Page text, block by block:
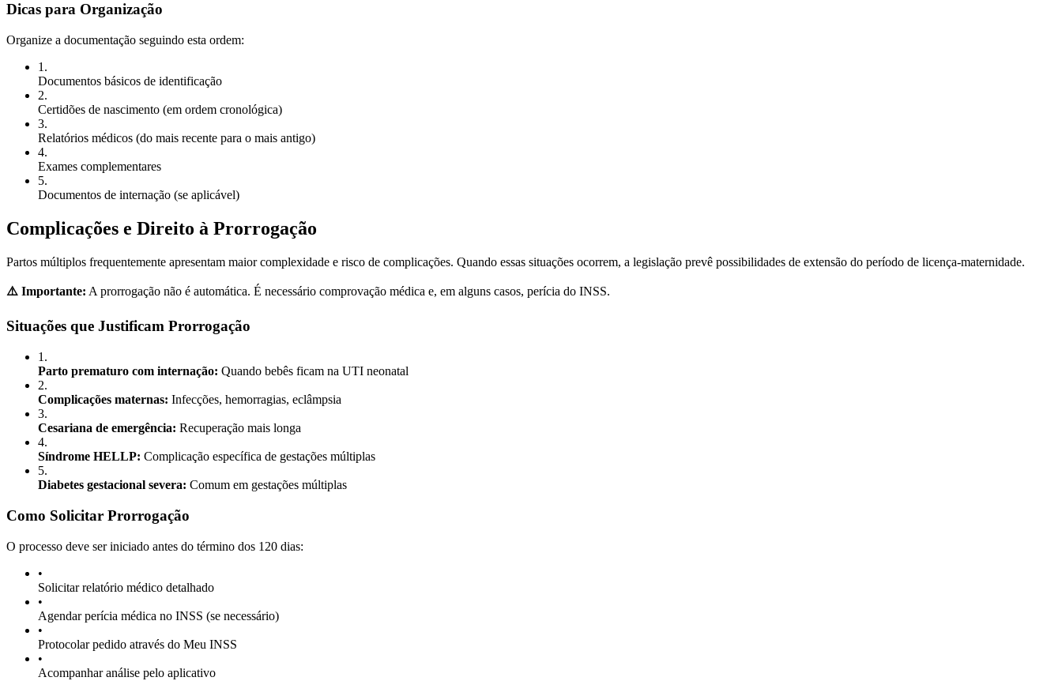
Dicas para Organização
Organize a documentação seguindo esta ordem:
1 .
Documentos básicos de identificação
2.
Certidões de nascimento (em ordem cronológica)
3.
Relatórios médicos (do mais recente para o mais antigo)
4.
Exames complementares
5.
Documentos de internação (se aplicável)
Complicações e Direito à Prorrogação
Partos múltiplos frequentemente apresentam maior complexidade e risco de complicações. Quando essas situações ocorrem, a legislação prevê possibilidades de extensão do período de licença-maternidade.
⚠️ Importante: A prorrogação não é automática. É necessário comprovação médica e, em alguns casos, perícia do INSS.
Situações que Justificam Prorrogação
1 .
Parto prematuro com internação: Quando bebês ficam na UTI neonatal
2.
Complicações maternas: Infecções, hemorragias, eclâmpsia
3.
Cesariana de emergência: Recuperação mais longa
4.
Síndrome HELLP: Complicação específica de gestações múltiplas
5.
Diabetes gestacional severa: Comum em gestações múltiplas
Como Solicitar Prorrogação
O processo deve ser iniciado antes do término dos 120 dias:
•
Solicitar relatório médico detalhado
•
Agendar perícia médica no INSS (se necessário)
•
Protocolar pedido através do Meu INSS
•
Acompanhar análise pelo aplicativo